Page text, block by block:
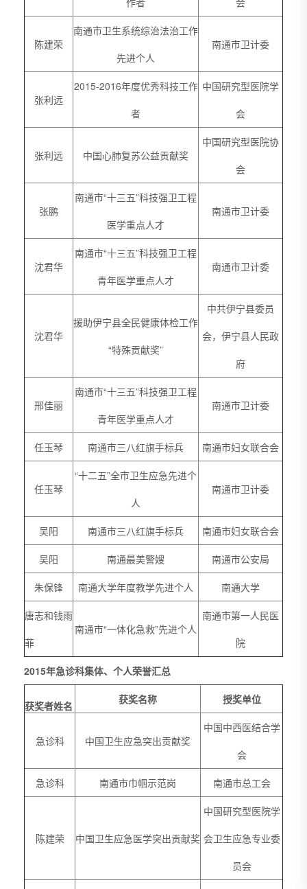
陈建荣
南通市卫生系统综治法治工作
先进个人
南通市卫计委
张利远
2015-2016年度优秀科技工作
者
中国研究型医院学
会
张利远 中国心肺复苏公益贡献奖
中国研究型医院协
会
张鹏
南通市“十三五”科技强卫工程
医学重点人才
南通市卫计委
沈君华
南通市“十三五”科技强卫工程
青年医学重点人才
南通市卫计委
沈君华
援助伊宁县全民健康体检工作
“特殊贡献奖”
中共伊宁县委员
会，伊宁县人民政
府
邢佳丽
南通市“十三五”科技强卫工程
青年医学重点人才
南通市卫计委
任玉琴 南通市三八红旗手标兵 南通市妇女联合会
任玉琴
“十二五”全市卫生应急先进个
人
南通市卫计委
吴阳 南通市三八红旗手标兵 南通市妇女联合会
吴阳 南通最美警嫂 南通市公安局
朱保锋 南通大学年度教学先进个人 南通大学
唐志和钱雨
菲
南通市“一体化急救”先进个人
南通市第一人民医
院
2015年急诊科集体、个人荣誉汇总
获奖者姓名 获奖名称 授奖单位
急诊科 中国卫生应急突出贡献奖
中国中西医结合学
会
急诊科 南通市巾帼示范岗 南通市总工会
陈建荣 中国卫生应急医学突出贡献奖
中国研究型医院学
会卫生应急专业委
员会